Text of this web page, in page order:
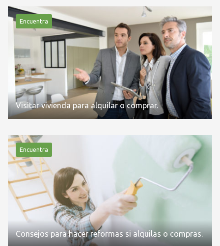
Encuentra
Visitar vivienda para alquilar o comprar.
Encuentra
Consejos para hacer reformas si alquilas o compras.